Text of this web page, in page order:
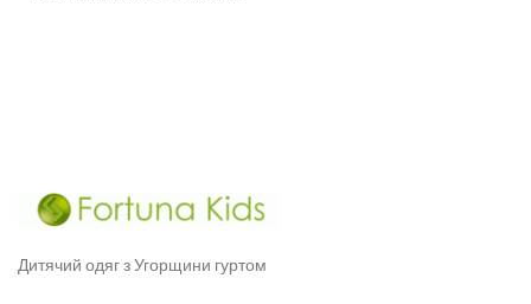
Дитячий одяг з Угорщини гуртом